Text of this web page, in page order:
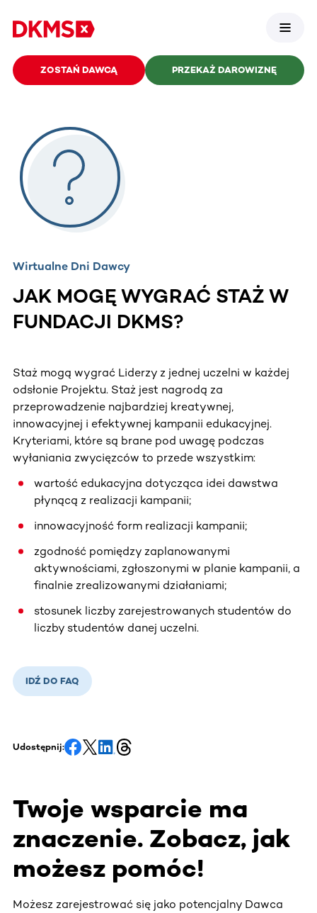
ZOSTAŃ DAWCĄ PRZEKAŻ DAROWIZNĘ
Wirtualne Dni Dawcy
JAK MOGĘ WYGRAĆ STAŻ W
FUNDACJI DKMS?
Staż mogą wygrać Liderzy z jednej uczelni w każdej
odsłonie Projektu. Staż jest nagrodą za
przeprowadzenie najbardziej kreatywnej,
innowacyjnej i efektywnej kampanii edukacyjnej.
Kryteriami, które są brane pod uwagę podczas
wyłaniania zwycięzców to przede wszystkim:
wartość edukacyjna dotycząca idei dawstwa
płynącą z realizacji kampanii;
innowacyjność form realizacji kampanii;
zgodność pomiędzy zaplanowanymi
aktywnościami, zgłoszonymi w planie kampanii, a
finalnie zrealizowanymi działaniami;
stosunek liczby zarejestrowanych studentów do
liczby studentów danej uczelni.
IDŹ DO FAQ
Udostępnij:
Twoje wsparcie ma
znaczenie. Zobacz, jak
możesz pomóc!
Możesz zarejestrować się jako potencjalny Dawca